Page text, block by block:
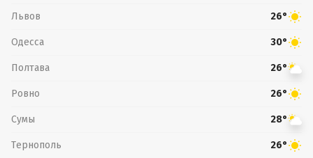
Львов 26°
Одесса 30°
Полтава 26°
Ровно 26°
Сумы 28°
Тернополь 26°